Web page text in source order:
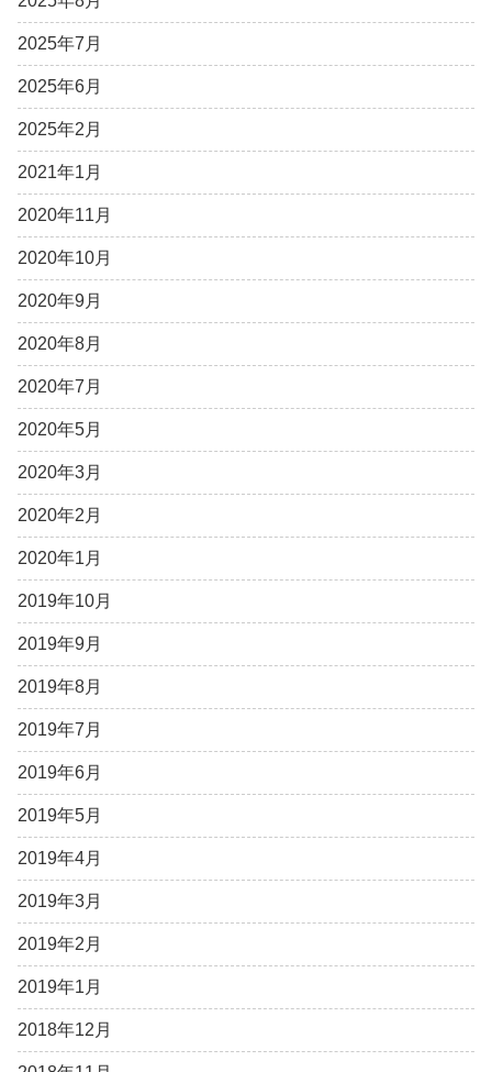
2025年7月
2025年6月
2025年2月
2021年1月
2020年11月
2020年10月
2020年9月
2020年8月
2020年7月
2020年5月
2020年3月
2020年2月
2020年1月
2019年10月
2019年9月
2019年8月
2019年7月
2019年6月
2019年5月
2019年4月
2019年3月
2019年2月
2019年1月
2018年12月